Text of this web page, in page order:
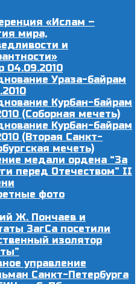
«Ислам –
мира,
и
04.09.2010
Ураза-байрам
Курбан-байрам
(Соборная мечеть)
Курбан-байрам
(Вторая Санкт-
мечеть)
медали ордена “За
перед Отечеством” II
фото
Ж. Пончаев и
ЗагСа посетили
изолятор
управление
Санкт-Петербурга